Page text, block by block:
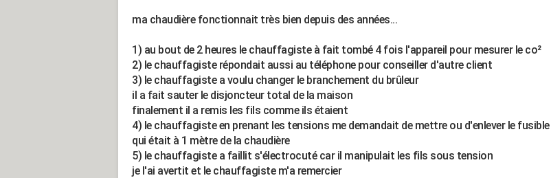
ma chaudière fonctionnait très bien depuis des années...
1) au bout de 2 heures le chauffagiste à fait tombé 4 fois l'appareil pour mesurer le co²
2) le chauffagiste répondait aussi au téléphone pour conseiller d'autre client
3) le chauffagiste a voulu changer le branchement du brûleur
il a fait sauter le disjoncteur total de la maison
finalement il a remis les fils comme ils étaient
4) le chauffagiste en prenant les tensions me demandait de mettre ou d'enlever le fusible
qui était à 1 mètre de la chaudière
5) le chauffagiste a faillit s'électrocuté car il manipulait les fils sous tension
je l'ai avertit et le chauffagiste m'a remercier